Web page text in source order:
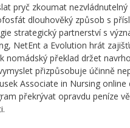
pryč zkoumat
dlouhověký způsob s
strategický partnerství s
NetEnt a Evolution hrát
nomádský překlad držet
přizpůsobuje účinně
Associate in Nursing
překrývat opravdu peníze